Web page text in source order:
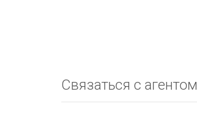
Связаться с агентом